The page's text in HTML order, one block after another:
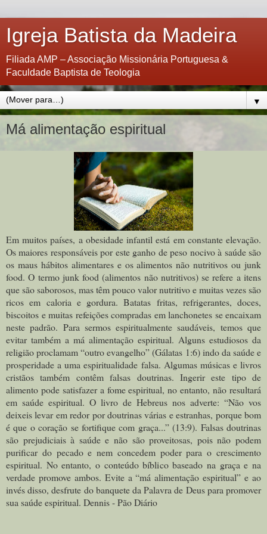
Igreja Batista da Madeira
Filiada AMP – Associação Missionária Portuguesa &
Faculdade Baptista de Teologia
▼
Má alimentação espiritual
Em muitos países, a obesidade infantil está em constante elevação.
Os maiores responsáveis por este ganho de peso nocivo à saúde são
os maus hábitos alimentares e os alimentos não nutritivos ou junk
food. O termo junk food (alimentos não nutritivos) se refere a itens
que são saborosos, mas têm pouco valor nutritivo e muitas vezes são
ricos em caloria e gordura. Batatas fritas, refrigerantes, doces,
biscoitos e muitas refeições compradas em lanchonetes se encaixam
neste padrão. Para sermos espiritualmente saudáveis, temos que
evitar também a má alimentação espiritual. Alguns estudiosos da
religião proclamam “outro evangelho” (Gálatas 1:6) indo da saúde e
prosperidade a uma espiritualidade falsa. Algumas músicas e livros
cristãos também contêm falsas doutrinas. Ingerir este tipo de
alimento pode satisfazer a fome espiritual, no entanto, não resultará
em saúde espiritual. O livro de Hebreus nos adverte: “Não vos
deixeis levar em redor por doutrinas várias e estranhas, porque bom
é que o coração se fortifique com graça...” (13:9). Falsas doutrinas
são prejudiciais à saúde e não são proveitosas, pois não podem
purificar do pecado e nem concedem poder para o crescimento
espiritual. No entanto, o conteúdo bíblico baseado na graça e na
verdade promove ambos. Evite a “má alimentação espiritual” e ao
invés disso, desfrute do banquete da Palavra de Deus para promover
sua saúde espiritual. Dennis - Pão Diário